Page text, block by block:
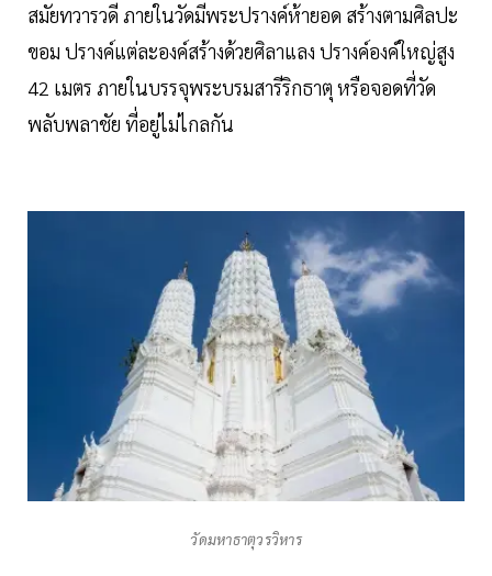
สมัยทวารวดี ภายในวัดมีพระปรางค์ห้ายอด สร้างตามศิลปะ
ขอม ปรางค์แต่ละองค์สร้างด้วยศิลาแลง ปรางค์องค์ใหญ่สูง
42 เมตร ภายในบรรจุพระบรมสารีริกธาตุ หรือจอดที่วัด
พลับพลาชัย ที่อยู่ไม่ไกลกัน
วัดมหาธาตุวรวิหาร